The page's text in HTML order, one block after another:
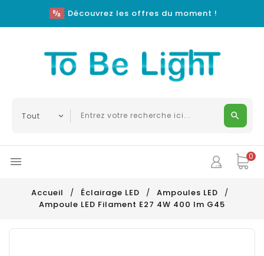
Découvrez les offres du moment !
 0
Accueil Éclairage LED
Ampoules LED
Ampoule LED Filament E27 4W 400 lm G45